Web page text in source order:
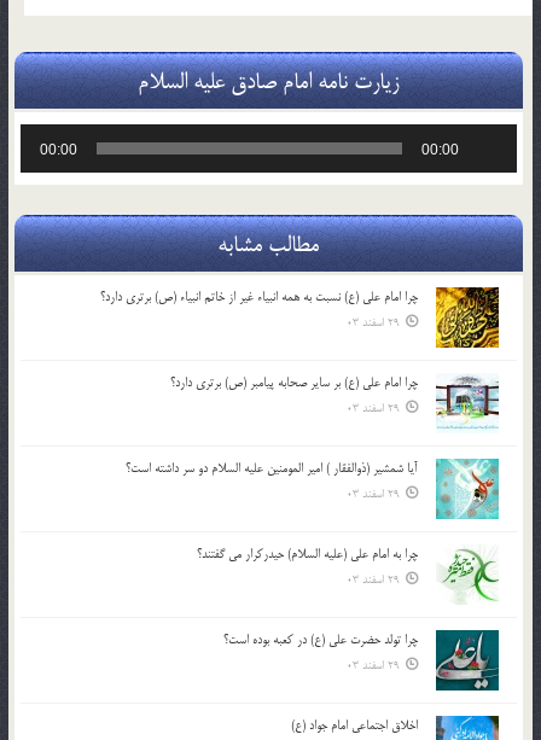
زیارت نامه امام صادق علیه السلام
00:00
00:00
مطالب مشابه
چرا امام علی (ع) نسبت به همه انبیاء غیر از خاتم انبیاء (ص) برتری دارد؟
29 اسفند 03
چرا امام علی (ع) بر سایر صحابه پیامبر (ص) برتری دارد؟
29 اسفند 03
آیا شمشیر (ذوالفقار ) امیر المومنین علیه السلام دو سر داشته است؟
29 اسفند 03
چرا به امام علی (علیه السلام) حیدرکرار می گفتند؟
29 اسفند 03
چرا تولد حضرت علی (ع) در کعبه بوده است؟
29 اسفند 03
اخلاق اجتماعی امام جواد (ع)